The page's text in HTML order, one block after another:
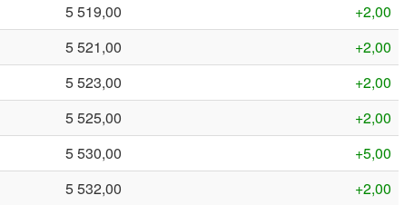
5 519,00
+2,00
5 521,00
+2,00
5 523,00
+2,00
5 525,00
+2,00
5 530,00
+5,00
5 532,00
+2,00